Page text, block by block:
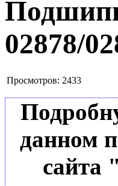
02878/
Просмотров: 2433
данном
сайта